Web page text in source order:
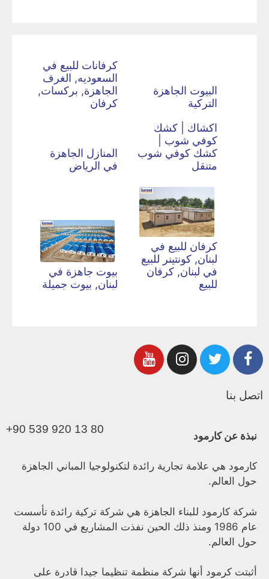
البيوت الجاهزة
التركية
كرفانات للبيع في
السعوديه, الغرف
الجاهزة, بركسات,
كرفان
اكشاك | كشك
كوفي شوب |
كشك كوفي شوب
متنقل
المنازل الجاهزة
في الرياض
كرفان للبيع في
لبنان, كونتينر للبيع
في لبنان, كرفان
للبيع
بيوت جاهزة في
لبنان, بيوت جميلة
اتصل بنا
+90 539 920 13 80
نبذة عن كارمود
كارمود هي علامة تجارية رائدة لتكنولوجيا المباني الجاهزة
حول العالم.
شركة كارمود للبناء الجاهزة هي شركة تركية رائدة تأسست
عام 1986 ومنذ ذلك الحين نفذت المشاريع في 100 دولة
حول العالم.
أثبتت كرمود أنها شركة منظمة تنظيما جيدا قادرة على